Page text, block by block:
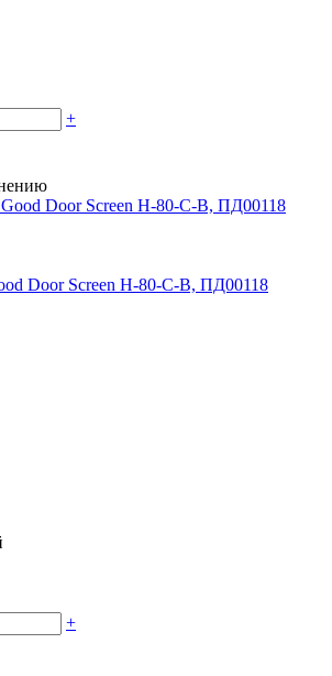
+
Door Screen H-80-C-В, ПД00118
+